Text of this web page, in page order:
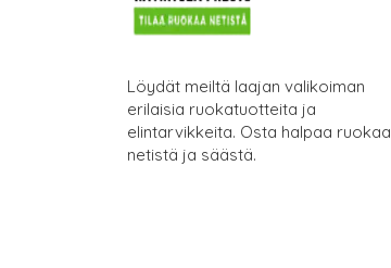
Löydät meiltä laajan valikoiman
erilaisia ruokatuotteita ja
elintarvikkeita. Osta halpaa ruokaa
netistä ja säästä.